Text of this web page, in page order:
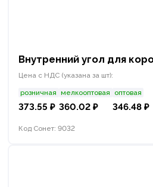
Внутренний угол для
Цена с НДС (указана за шт):
розничная
373.55 ₽
мелкооптовая
360.02 ₽
оптовая
346.48 ₽
Код Сонет: 9032